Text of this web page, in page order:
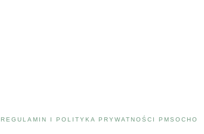
REGULAMIN I POLITYKA PRYWATNOŚCI PMSOCHO